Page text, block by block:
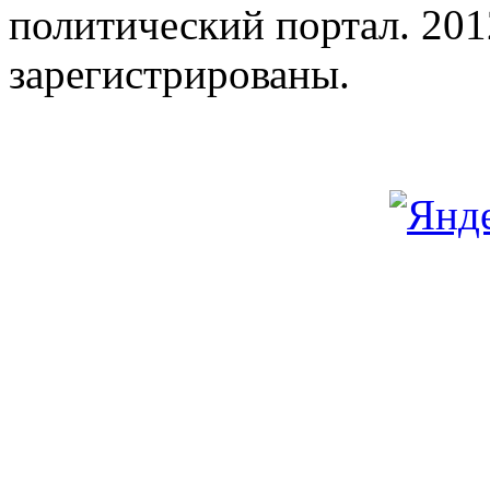
политический портал.
зарегистрированы.